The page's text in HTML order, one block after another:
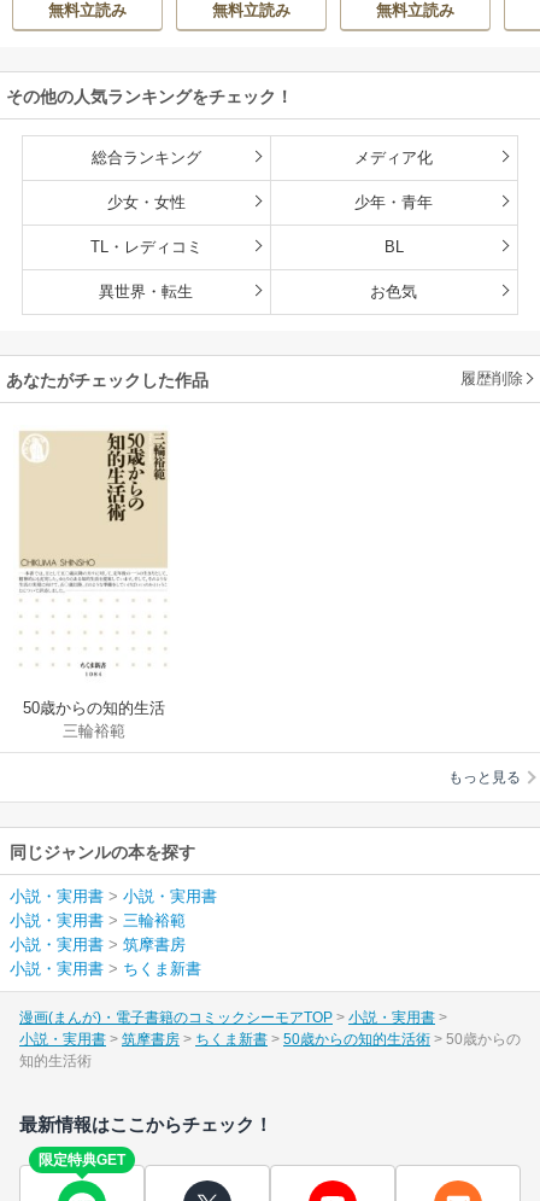
無料立読み
無料立読み
無料立読み
その他の人気ランキングをチェック！
総合ランキング メディア化
少女・女性 少年・青年
TL・レディコミ BL
異世界・転生 お色気
あなたがチェックした作品 履歴削除
50歳からの知的生活
術
三輪裕範
もっと見る
同じジャンルの本を探す
小説・実用書 > 小説・実用書
小説・実用書 > 三輪裕範
小説・実用書 > 筑摩書房
小説・実用書 > ちくま新書
漫画(まんが)・電子書籍のコミックシーモアTOP
小説・実用書
小説・実用書
筑摩書房 ちくま新書 50歳からの知的生活術
50歳からの
知的生活術
最新情報はここからチェック！
限定特典GET